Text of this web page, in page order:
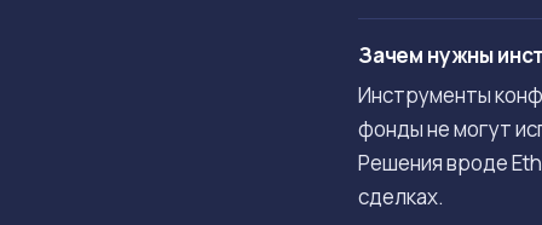
Зачем нужны
Инструменты
фонды не могут
Решения вроде
сделках.